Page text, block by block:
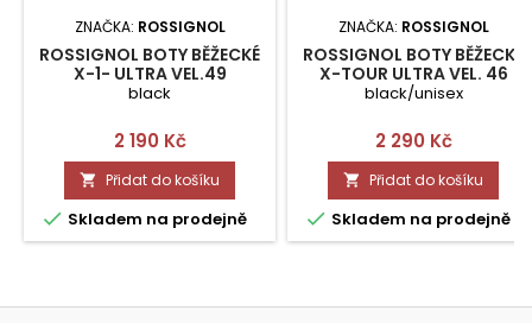
ZNAČKA: ROSSIGNOL
ROSSIGNOL BOTY BĚŽECKÉ
X-1- ULTRA VEL.49
black
Cena
2 190 Kč
 Přidat do košíku
 Skladem na prodejně
ZNAČKA: ROSSIGNOL
ROSSIGNOL BOTY BĚŽECKÉ
X-TOUR ULTRA VEL. 46
black/unisex
Cena
2 290 Kč
 Přidat do košíku
 Skladem na prodejně